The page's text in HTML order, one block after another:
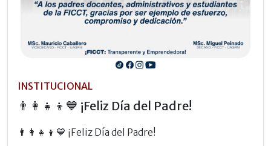
INSTITUCIONAL
👨‍👩‍👧‍👦💙 ¡Feliz Día del Padre!
👨‍👩‍👧‍👦💙 ¡Feliz Día del Padre!